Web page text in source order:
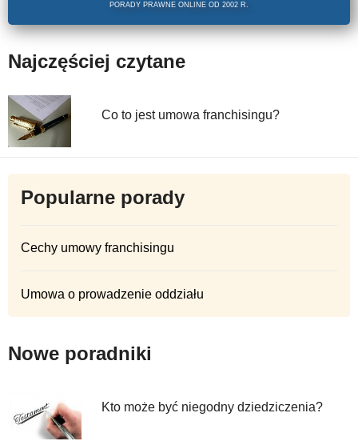
PORADY PRAWNE ONLINE OD 2002 R.
Najczęściej czytane
Co to jest umowa franchisingu?
Popularne porady
Cechy umowy franchisingu
Umowa o prowadzenie oddziału
Nowe poradniki
Kto może być niegodny dziedziczenia?